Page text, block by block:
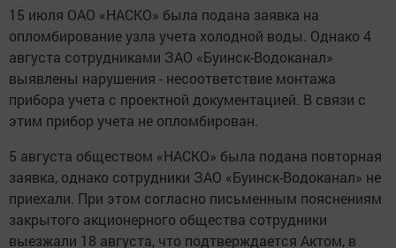
15 июля ОАО «НАСКО» была подана заявка на
опломбирование узла учета холодной воды. Однако 4
августа сотрудниками ЗАО «Буинск-Водоканал»
выявлены нарушения - несоответствие монтажа
прибора учета с проектной документацией. В связи с
этим прибор учета не опломбирован.
5 августа обществом «НАСКО» была подана повторная
заявка, однако сотрудники ЗАО «Буинск-Водоканал» не
приехали. При этом согласно письменным пояснениям
закрытого акционерного общества сотрудники
выезжали 18 августа, что подтверждается Актом, в